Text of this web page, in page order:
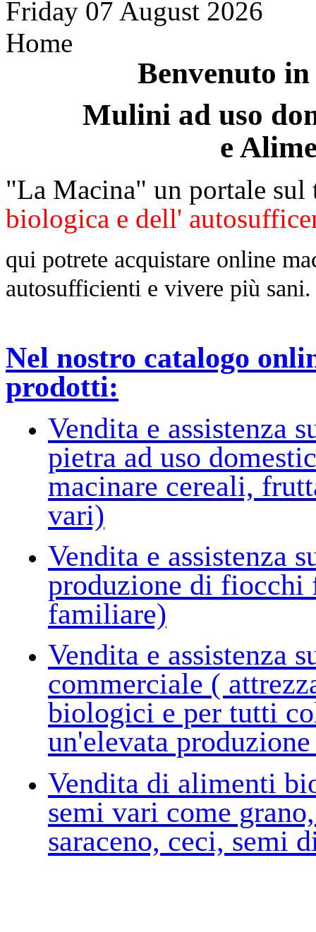
Friday 07 August 2026
Home
Benvenuto
Mulini ad uso
e
"La Macina" un portale
biologica e dell'
qui potrete acquistare online
autosufficienti e vivere più sani.
Nel nostro catalogo
prodotti:
Vendita e assistenza
pietra ad uso
macinare cereali,
vari)
Vendita e assistenza
produzione di fiocchi
familiare)
Vendita e assistenza
commerciale (
biologici e per tutti
un'elevata
Vendita di alimenti
semi vari come
saraceno, ceci, semi